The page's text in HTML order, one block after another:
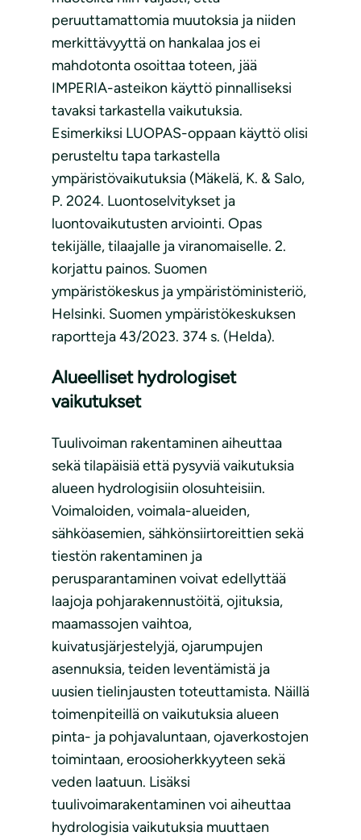
peruuttamattomia muutoksia ja niiden
merkittävyyttä on hankalaa jos ei
mahdotonta osoittaa toteen, jää
IMPERIA-asteikon käyttö pinnalliseksi
tavaksi tarkastella vaikutuksia.
Esimerkiksi LUOPAS-oppaan käyttö olisi
perusteltu tapa tarkastella
ympäristövaikutuksia (Mäkelä, K. & Salo,
P. 2024. Luontoselvitykset ja
luontovaikutusten arviointi. Opas
tekijälle, tilaajalle ja viranomaiselle. 2.
korjattu painos. Suomen
ympäristökeskus ja ympäristöministeriö,
Helsinki. Suomen ympäristökeskuksen
raportteja 43/2023. 374 s. (Helda).
Alueelliset hydrologiset
vaikutukset
Tuulivoiman rakentaminen aiheuttaa
sekä tilapäisiä että pysyviä vaikutuksia
alueen hydrologisiin olosuhteisiin.
Voimaloiden, voimala-alueiden,
sähköasemien, sähkönsiirtoreittien sekä
tiestön rakentaminen ja
perusparantaminen voivat edellyttää
laajoja pohjarakennustöitä, ojituksia,
maamassojen vaihtoa,
kuivatusjärjestelyjä, ojarumpujen
asennuksia, teiden leventämistä ja
uusien tielinjausten toteuttamista. Näillä
toimenpiteillä on vaikutuksia alueen
pinta- ja pohjavaluntaan, ojaverkostojen
toimintaan, eroosioherkkyyteen sekä
veden laatuun. Lisäksi
tuulivoimarakentaminen voi aiheuttaa
hydrologisia vaikutuksia muuttaen